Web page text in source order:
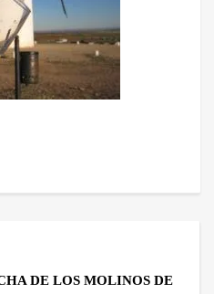
DE LOS MOLINOS DE